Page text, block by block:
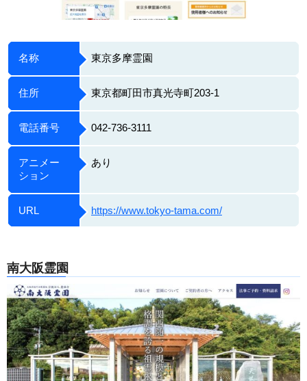
名称 東京多摩霊園
住所 東京都町田市真光寺町203-1
電話番号 042-736-3111
アニメー
ション
あり
URL https://www.tokyo-tama.com/
南大阪霊園